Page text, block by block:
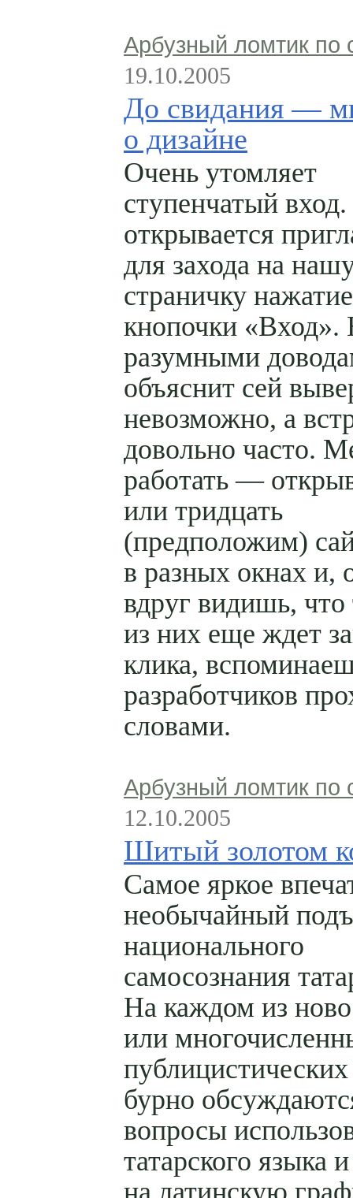
Арбузный ломтик по
19.10.2005
До свидания —
о дизайне
Очень утомляет
ступенчатый
открывается
для захода на
страничку
кнопочки «Вход».
разумными
объяснит сей
невозможно, а
довольно часто.
работать —
или тридцать
(предположим)
в разных окнах и,
вдруг видишь, что
из них еще ждет
клика,
разработчиков
словами.
Арбузный ломтик по
12.10.2005
Шитый золотом
Самое яркое
необычайный
национального
самосознания
На каждом из
или
бурно
вопросы
татарского языка
на латинскую